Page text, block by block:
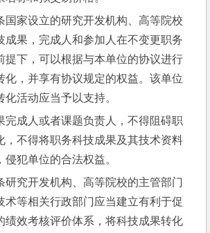
家设立的研究开发机构、高等院校
成果，完成人和参加人在不变更职务
提下，可以根据与本单位的协议进行
化，并享有协议规定的权益。该单位
活动应当予以支持。
成人或者课题负责人，不得阻碍职
，不得将职务科技成果及其技术资料
犯单位的合法权益。
究开发机构、高等院校的主管部门
术等相关行政部门应当建立有利于促
绩效考核评价体系，将科技成果转化